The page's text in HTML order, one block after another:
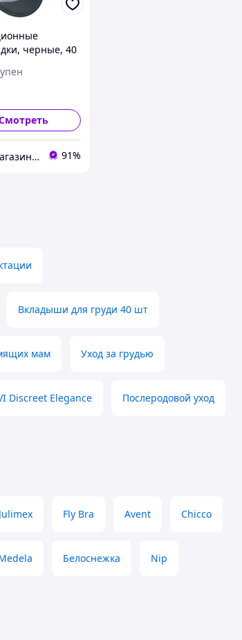
черные, 40
40шт
2)
Dilax магазин брендовых детских игрушек и товаров для родителей. 91%
Вкладыши для груди 40 шт
мам Уход за грудью
Discreet Elegance Послеродовой уход
Julimex Fly Bra Avent Chicco
Белоснежка Nip